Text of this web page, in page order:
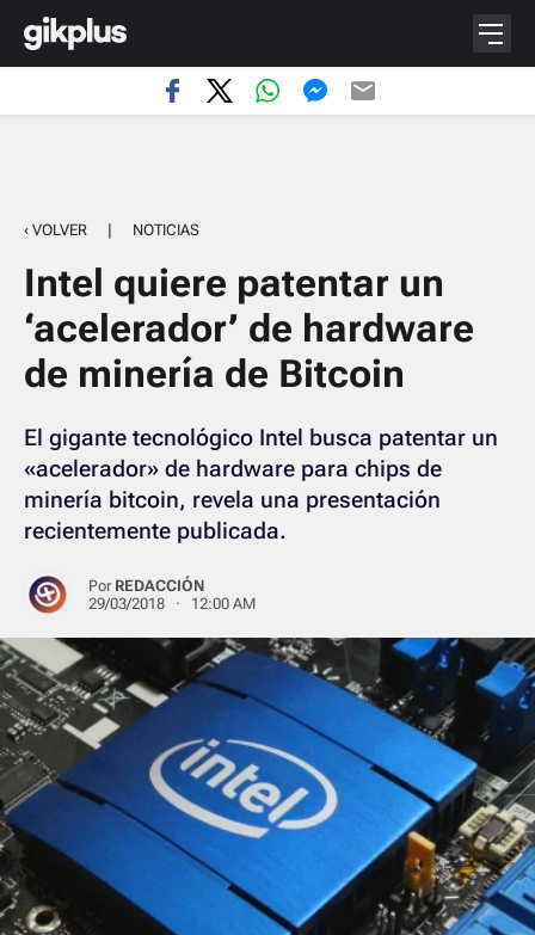
‹ VOLVER | NOTICIAS
Intel quiere patentar un
‘acelerador’ de hardware
de minería de Bitcoin
El gigante tecnológico Intel busca patentar un
«acelerador» de hardware para chips de
minería bitcoin, revela una presentación
recientemente publicada.
Por REDACCIÓN
29/03/2018 · 12:00 AM